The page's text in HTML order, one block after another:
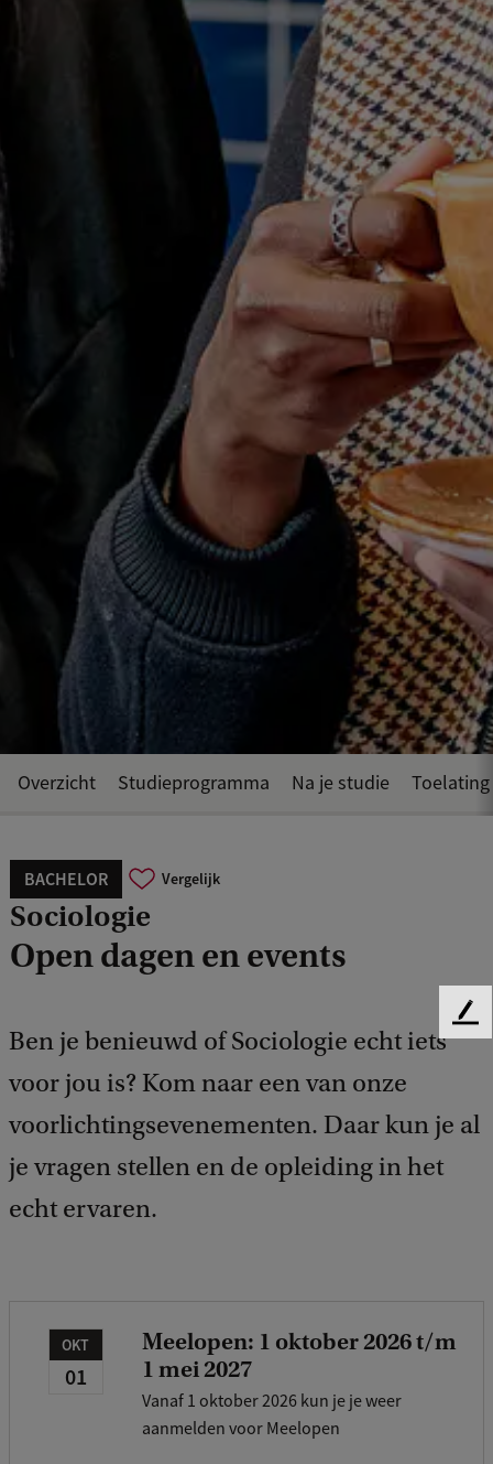
BACHELOR Vergelijk
Sociologie
Open dagen en events
Ben je benieuwd of Sociologie echt iets
voor jou is? Kom naar een van onze
voorlichtingsevenementen. Daar kun je al
je vragen stellen en de opleiding in het
echt ervaren.
Overzicht Studieprogramma Na je studie
OKT
01
Meelopen: 1 oktober 2026 t/m
1 mei 2027
Vanaf 1 oktober 2026 kun je je weer
aanmelden voor Meelopen
F
b